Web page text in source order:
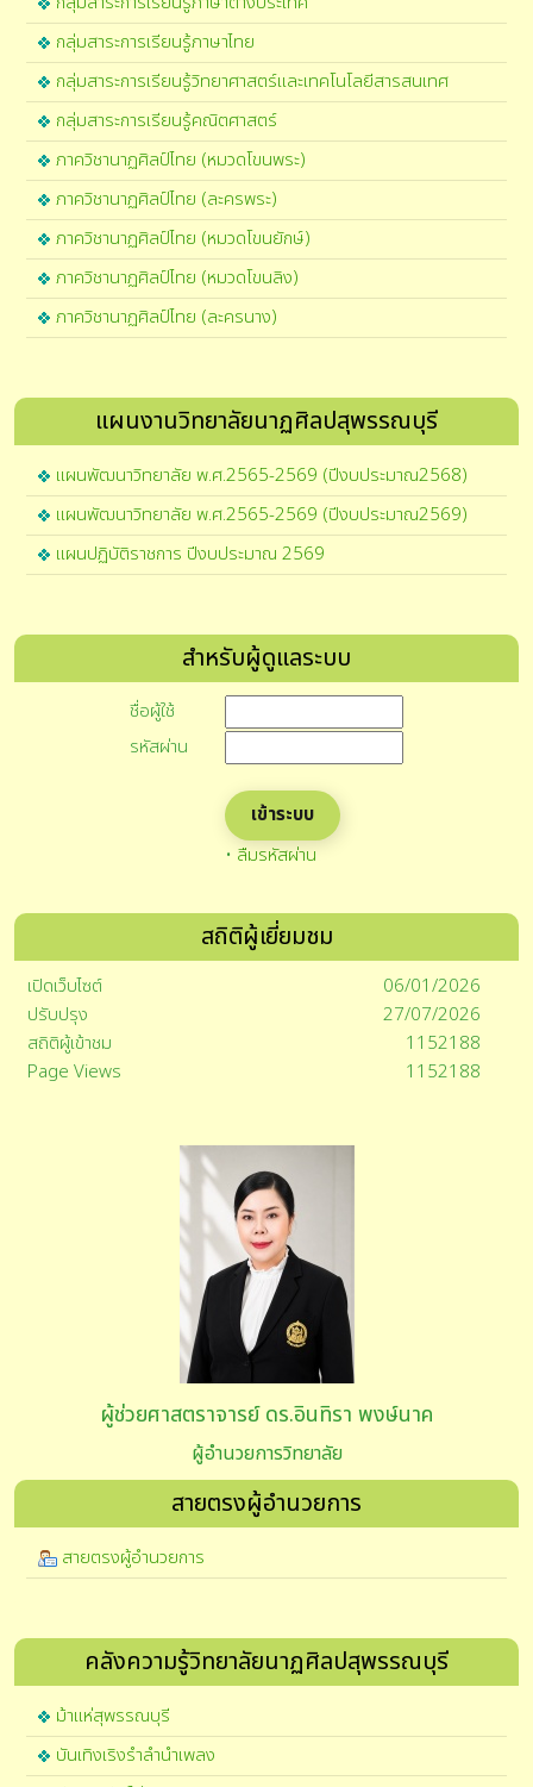
กลุ่มสาระการเรียนรู้ภาษาไทย
กลุ่มสาระการเรียนรู้วิทยาศาสตร์และเทคโนโลยีสารสนเทศ
กลุ่มสาระการเรียนรู้คณิตศาสตร์
ภาควิชานาฏศิลป์ไทย (หมวดโขนพระ)
ภาควิชานาฏศิลป์ไทย (ละครพระ)
ภาควิชานาฏศิลป์ไทย (หมวดโขนยักษ์)
ภาควิชานาฏศิลป์ไทย (หมวดโขนลิง)
ภาควิชานาฏศิลป์ไทย (ละครนาง)
แผนงานวิทยาลัยนาฏศิลปสุพรรณบุรี
แผนพัฒนาวิทยาลัย พ.ศ.2565-2569 (ปีงบประมาณ2568)
แผนพัฒนาวิทยาลัย พ.ศ.2565-2569 (ปีงบประมาณ2569)
แผนปฏิบัติราชการ ปีงบประมาณ 2569
สำหรับผู้ดูแลระบบ
ชื่อผู้ใช้
รหัสผ่าน
• ลืมรหัสผ่าน
สถิติผู้เยี่ยมชม
เปิดเว็บไซต์
06/01/2026
ปรับปรุง
27/07/2026
สถิติผู้เข้าชม
1152188
Page Views
1152188
ผู้ช่วยศาสตราจารย์ ดร.อินทิรา พงษ์นาค
ผู้อำนวยการวิทยาลัย
สายตรงผู้อำนวยการ
สายตรงผู้อำนวยการ
คลังความรู้วิทยาลัยนาฏศิลปสุพรรณบุรี
ม้าแห่สุพรรณบุรี
บันเทิงเริงรำลำนำเพลง